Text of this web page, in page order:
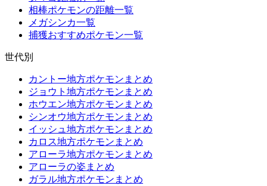
相棒ポケモンの距離一覧
メガシンカ一覧
捕獲おすすめポケモン一覧
世代別
カントー地方ポケモンまとめ
ジョウト地方ポケモンまとめ
ホウエン地方ポケモンまとめ
シンオウ地方ポケモンまとめ
イッシュ地方ポケモンまとめ
カロス地方ポケモンまとめ
アローラ地方ポケモンまとめ
アローラの姿まとめ
ガラル地方ポケモンまとめ